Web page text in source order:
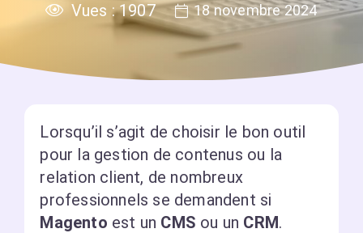
Vues :1907 18 novembre 2024
Lorsqu’il s’agit de choisir le bon outil
pour la gestion de contenus ou la
relation client, de nombreux
professionnels se demandent si
Magento est un CMS ou un CRM.